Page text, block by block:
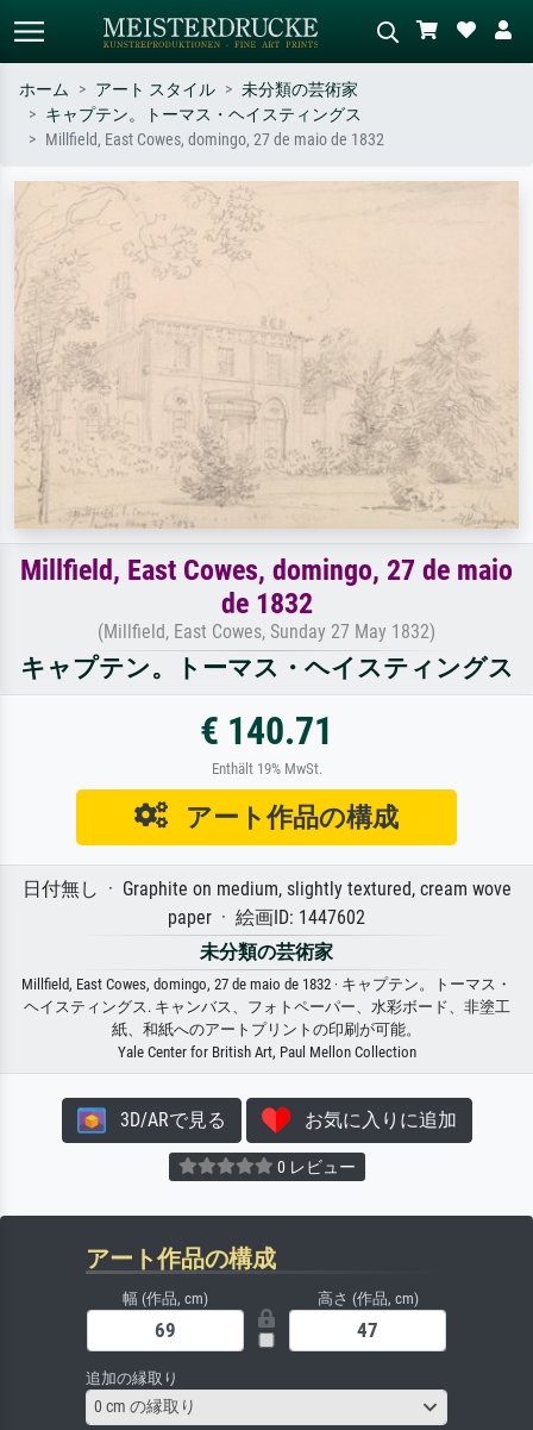
標準検索 AI画像検索
– 例：モネ、星月夜、印象派、北
斎の波、ヌード。
ホーム アート スタイル
未分類の芸術家
キャプテン。トーマス・ヘイスティングス
Millfield, East Cowes, domingo, 27 de maio de 1832
Millfield, East Cowes, domingo, 27 de maio
de 1832
(Millfield, East Cowes, Sunday 27 May 1832)
キャプテン。トーマス・ヘイスティングス
€ 140.71
Enthält 19% MwSt.
アート作品の構成
日付無し · Graphite on medium, slightly textured, cream wove
paper · 絵画ID: 1447602
未分類の芸術家
Millfield, East Cowes, domingo, 27 de maio de 1832 · キャプテン。トーマス・
ヘイスティングス. キャンバス、フォトペーパー、水彩ボード、非塗工
紙、和紙へのアートプリントの印刷が可能。
Yale Center for British Art, Paul Mellon Collection
3D/ARで見る お気に入りに追加
0 レビュー
アート作品の構成
幅 (作品, cm) 高さ (作品, cm)
追加の縁取り
0 cm の縁取り